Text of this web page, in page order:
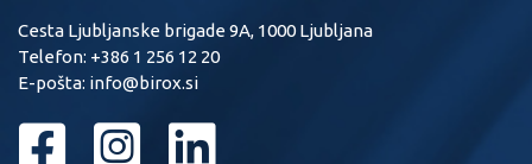
Cesta Ljubljanske brigade 9A, 1000 Ljubljana
Telefon: +386 1 256 12 20
E-pošta: info@birox.si